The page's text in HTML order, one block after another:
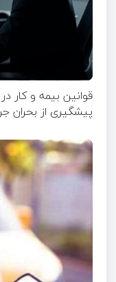
قوانین بیمه و کار
پیشگیری از بحران